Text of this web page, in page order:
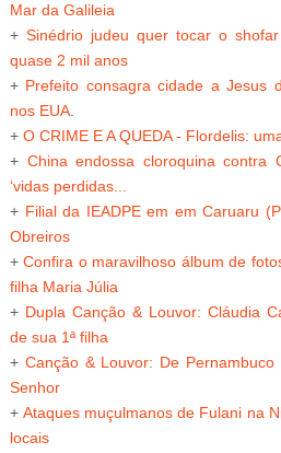
Mar da Galileia
+ Sinédrio judeu quer tocar o
quase 2 mil anos
+ Prefeito consagra cidade a Jesus
nos EUA.
+ O CRIME E A QUEDA - Flordelis:
+ China endossa cloroquina contra
‘vidas perdidas...
+ Filial da IEADPE em em Caruaru
Obreiros
+Confira o maravilhoso álbum de
filha Maria Júlia
+ Dupla Canção & Louvor: Cláudia
de sua 1ª filha
+ Canção & Louvor: De
Senhor
+Ataques muçulmanos de Fulani na
locais